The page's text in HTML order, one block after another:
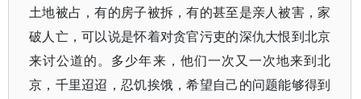
土地被占，有的房子被拆，有的甚至是亲人被害，家
破人亡，可以说是怀着对贪官污吏的深仇大恨到北京
来讨公道的。多少年来，他们一次又一次地来到北
京，千里迢迢，忍饥挨饿，希望自己的问题能够得到